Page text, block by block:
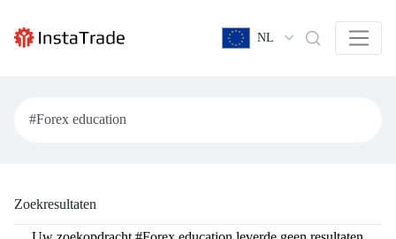
NL
Zoekresultaten